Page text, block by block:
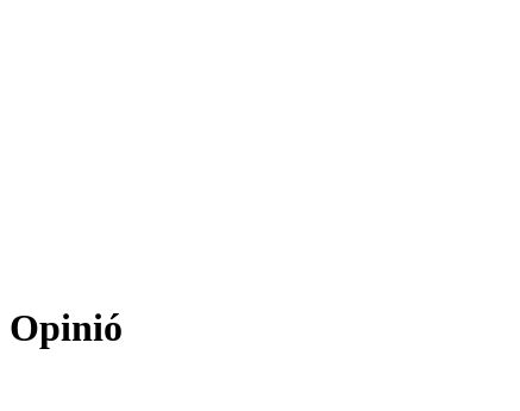
Opinió